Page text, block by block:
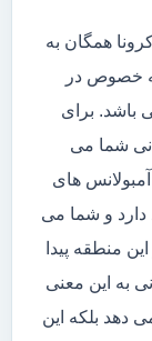
همگان به
خصوص در
باشد. برای
شما می
آمبولانس های
دارد و شما می
منطقه پیدا
به این معنی
دهد بلکه این